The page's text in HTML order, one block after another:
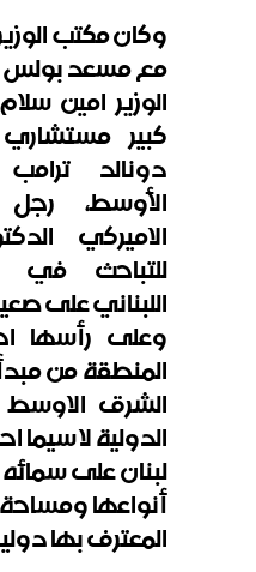
وكان مكتب
مع مسعد بولس
الوزير امين
كبير مستشاري
دونالد
الأوسط، رجل
الاميركي
للتباحث في
اللبناني على
وعلى رأسها
المنطقة من
الشرق الاوسط
الدولية لا سيما
لبنان على
المعترف بها